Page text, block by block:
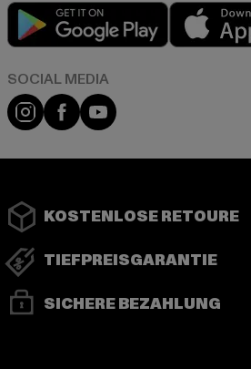
Play market
Instagram
FacebookYouTube
KOSTENLOSE RETOURE
TIEFPREISGARANTIE
SICHERE BEZAHLUNG